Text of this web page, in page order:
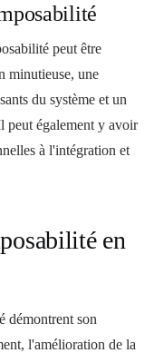
peut être
minutieuse, une
du système et un
peut également y avoir
à l'intégration et
en
démontrent son
l'amélioration de la